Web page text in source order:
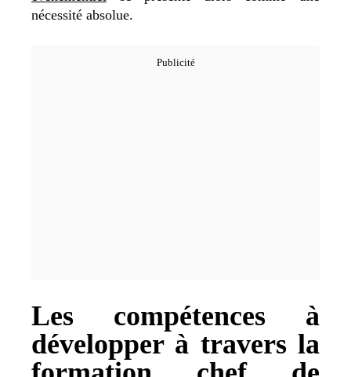
nécessité absolue.
Les compétences à
développer à travers la